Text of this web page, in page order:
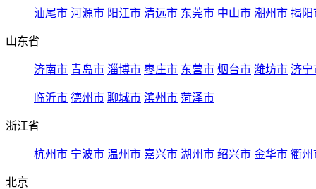
汕尾市 河源市 阳江市 清远市 东莞市 中山市 潮州市 揭阳
山东省
济南市 青岛市 淄博市 枣庄市 东营市 烟台市 潍坊市 济宁
临沂市 德州市 聊城市 滨州市 菏泽市
浙江省
杭州市 宁波市 温州市 嘉兴市 湖州市 绍兴市 金华市 衢州
北京